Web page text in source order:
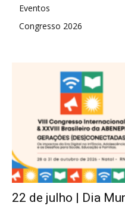
Eventos
Congresso 2026
22 de julho | Dia